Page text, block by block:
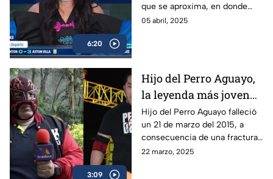
6:20
que se aproxima, en donde
expondrá su cabellera ante
05 abril, 2025
3:09
Hijo del Perro Aguayo,
la leyenda más joven
de la lucha libre en
morir | A una década de
su fallecimiento
Hijo del Perro Aguayo falleció
un 21 de marzo del 2015, a
consecuencia de una fractura
cervical mientras luchaba en
22 marzo, 2025